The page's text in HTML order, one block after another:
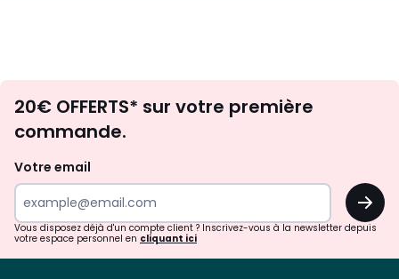
d'inspirations
surprises?
20€ OFFERTS* sur votre première
commande.
Votre email
OK
Vous disposez déjà d'un compte client ? Inscrivez-vous à la newsletter depuis
votre espace personnel en cliquant ici